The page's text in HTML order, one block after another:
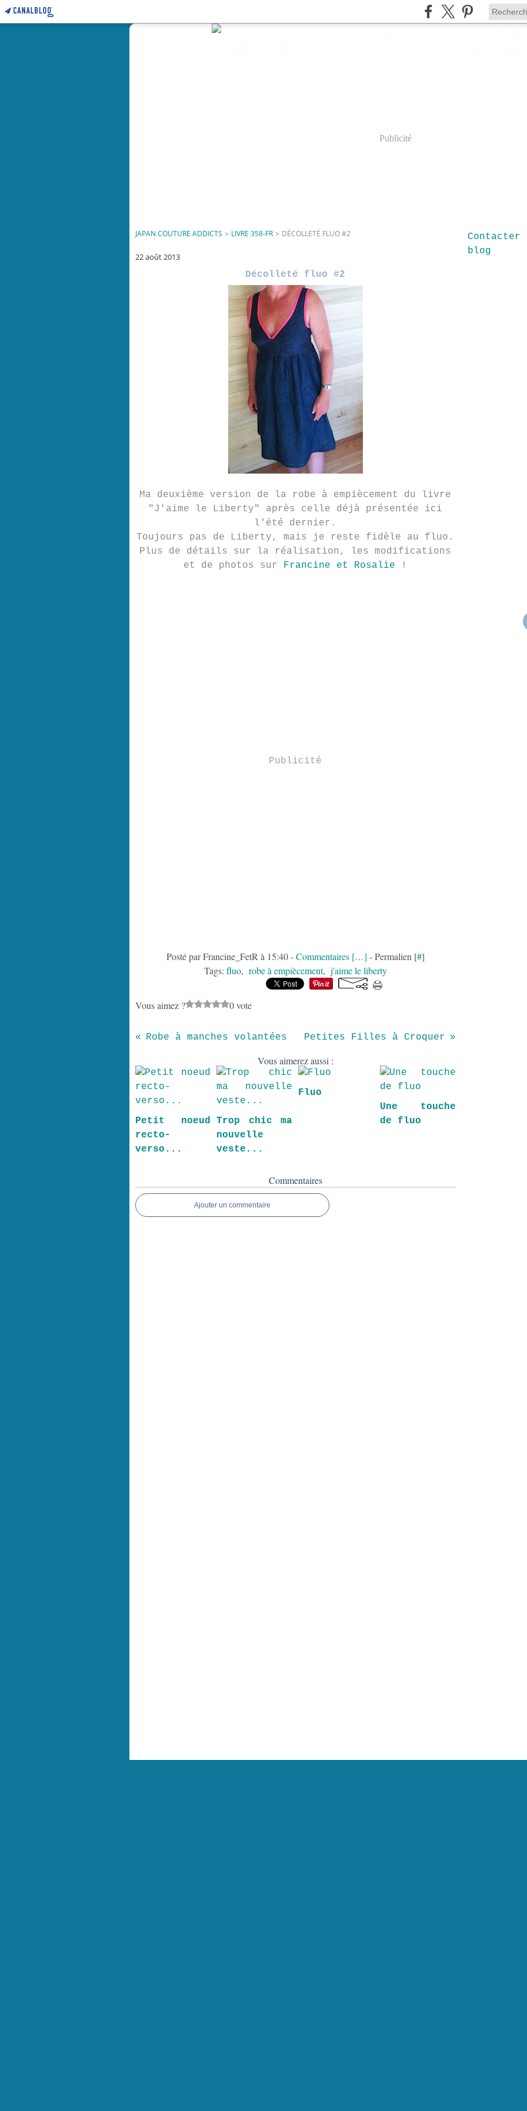
Publicité
JAPAN COUTURE ADDICTS > LIVRE 358-FR > DÉCOLLETÉ FLUO #2
22 août 2013
Décolleté fluo #2
Ma deuxième version de la robe à empiècement du livre
"J'aime le Liberty" après celle déjà présentée ici
l'été dernier.
Toujours pas de Liberty, mais je reste fidèle au fluo.
Plus de détails sur la réalisation, les modifications
et de photos sur Francine et Rosalie !
Publicité
Posté par Francine_FetR à 15:40 -Commentaires […] - Permalien [#]
Tags: fluo, robe à empiècement, j'aime le liberty
Vous aimez ? 0 vote
Robe à manches volantées Petites Filles à Croquer
Vous aimerez aussi :
Petit noeud
recto-
verso...
Trop chic ma
nouvelle
veste...
Fluo
Une touche
de fluo
Commentaires
Ajouter un commentaire
blog